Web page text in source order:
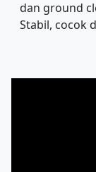
dan ground
Stabil, cocok